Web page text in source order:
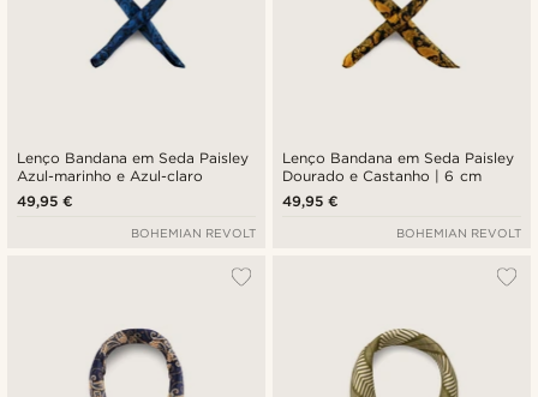
Lenço Bandana em Seda Paisley
Azul-marinho e Azul-claro
49,95 €
BOHEMIAN REVOLT
Lenço Bandana em Seda Paisley
Dourado e Castanho | 6 cm
49,95 €
BOHEMIAN REVOLT